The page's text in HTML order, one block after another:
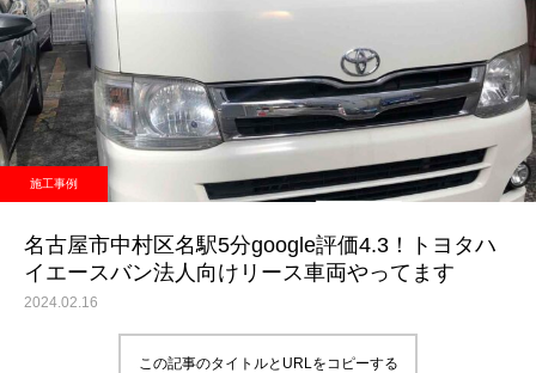
施工事例
名古屋市中村区名駅5分google評価4.3！トヨタハ
イエースバン法人向けリース車両やってます
2024.02.16
この記事のタイトルとURLをコピーする